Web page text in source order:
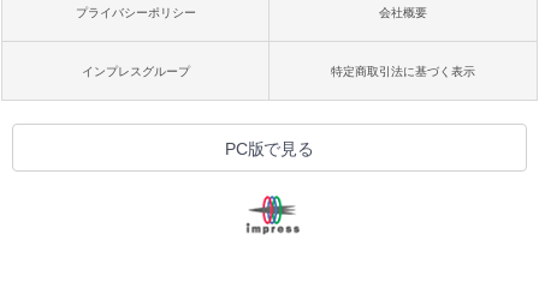
プライバシーポリシー 会社概要
インプレスグループ 特定商取引法に基づく表示
PC版で見る